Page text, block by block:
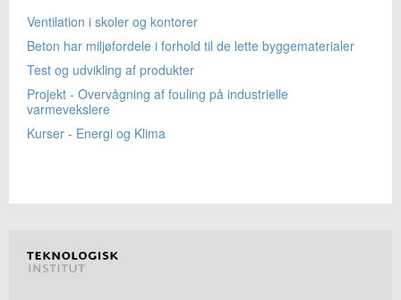
Ventilation i skoler og kontorer
Beton har miljøfordele i forhold til de lette byggematerialer
Test og udvikling af produkter
Projekt - Overvågning af fouling på industrielle
varmevekslere
Kurser - Energi og Klima